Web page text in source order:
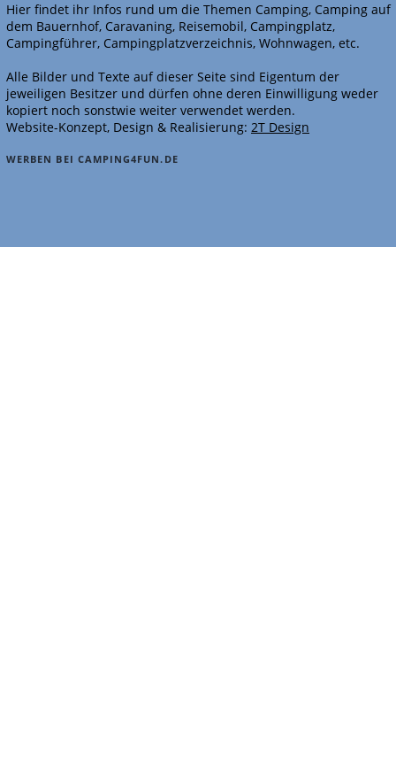
Hier findet ihr Infos rund um die Themen Camping, Camping auf
dem Bauernhof, Caravaning, Reisemobil, Campingplatz,
Campingführer, Campingplatzverzeichnis, Wohnwagen, etc.
Alle Bilder und Texte auf dieser Seite sind Eigentum der
jeweiligen Besitzer und dürfen ohne deren Einwilligung weder
kopiert noch sonstwie weiter verwendet werden.
Website-Konzept, Design & Realisierung: 2T Design
WERBEN BEI CAMPING4FUN.DE